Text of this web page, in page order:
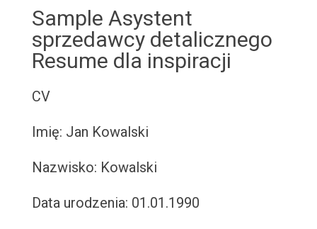
Sample Asystent
sprzedawcy detalicznego
Resume dla inspiracji
CV
Imię: Jan Kowalski
Nazwisko: Kowalski
Data urodzenia: 01.01.1990